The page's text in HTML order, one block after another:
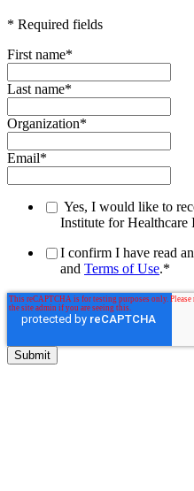
* Required fields
First name*
Last name*
Organization*
Email*
Yes, I would like to
Institute for Healthcare
I confirm I have read
and Terms of Use.*